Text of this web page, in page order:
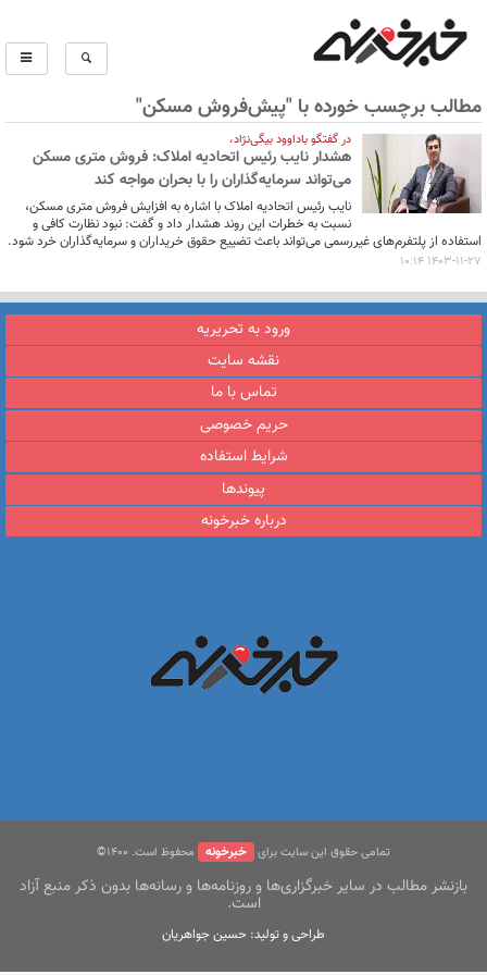
مطالب برچسب خورده با "پیش‌فروش مسکن"
در گفتگو باداوود بیگی‌نژاد،
هشدار نایب رئیس اتحادیه املاک: فروش متری مسکن
می‌تواند سرمایه‌گذاران را با بحران مواجه کند
نایب رئیس اتحادیه املاک با اشاره به افزایش فروش متری مسکن،
نسبت به خطرات این روند هشدار داد و گفت: نبود نظارت کافی و
استفاده از پلتفرم‌های غیررسمی می‌تواند باعث تضییع حقوق خریداران و سرمایه‌گذاران خرد شود.
1403-11-27 10:14
ورود به تحریریه
نقشه سایت
تماس با ما
حریم خصوصی
شرایط استفاده
پیوندها
درباره خبرخونه
تمامی حقوق این سایت برای خبرخونه محفوظ است. ۱400©
بازنشر مطالب در سایر خبرگزاری‌ها و روزنامه‌ها و رسانه‌ها بدون ذکر منبع آزاد
است.
طراحی و تولید: حسین جواهریان